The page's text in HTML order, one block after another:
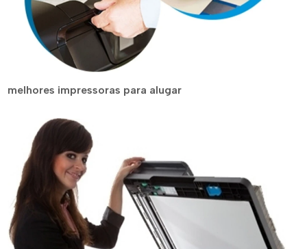
melhores impressoras para alugar